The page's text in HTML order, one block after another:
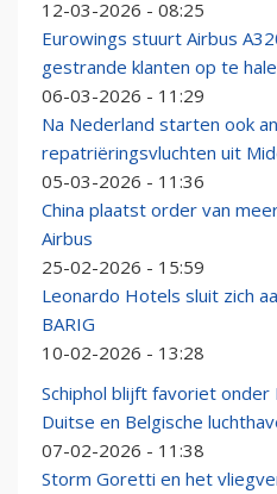
12-03-2026 - 08:25
Eurowings stuurt Airbus
gestrande klanten op te
06-03-2026 - 11:29
Na Nederland starten ook
repatriëringsvluchten uit
05-03-2026 - 11:36
China plaatst order van
Airbus
25-02-2026 - 15:59
Leonardo Hotels sluit zich
BARIG
10-02-2026 - 13:28
Schiphol blijft favoriet
Duitse en Belgische
07-02-2026 - 11:38
Storm Goretti en het